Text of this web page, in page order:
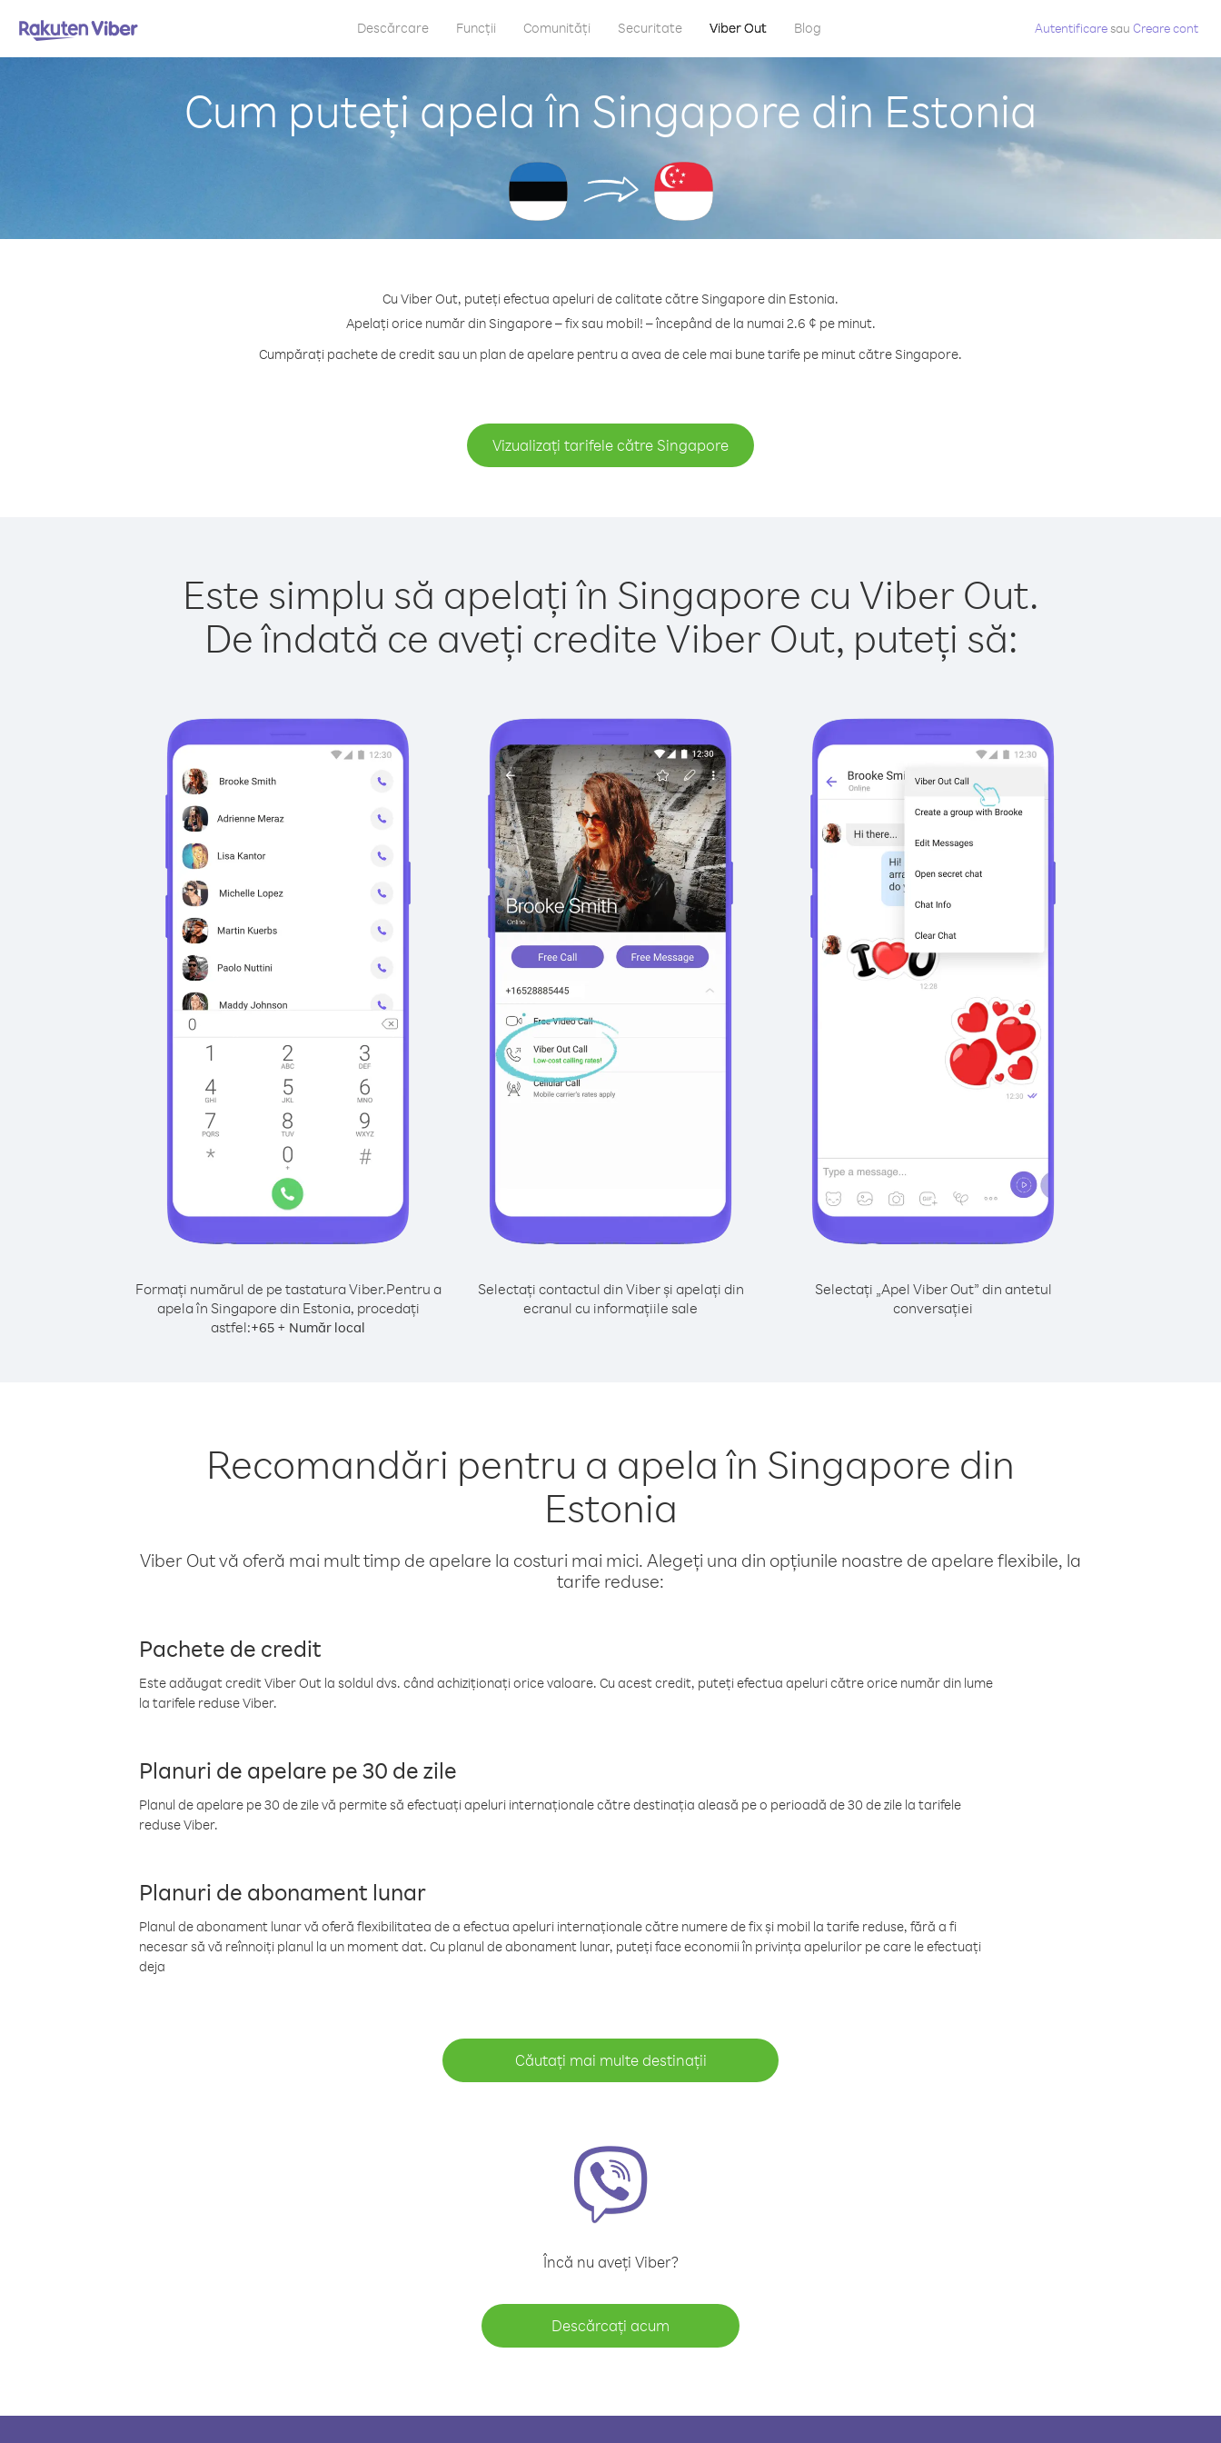
Descărcare Funcții Comunități Securitate Viber Out Blog Autentificaresau Creare cont
Cum puteți apela în Singapore din Estonia
Cu Viber Out, puteți efectua apeluri de calitate către Singapore din Estonia.
Apelați orice număr din Singapore – fix sau mobil! – începând de la numai 2.6 ¢ pe minut.
Cumpărați pachete de credit sau un plan de apelare pentru a avea de cele mai bune tarife pe minut către Singapore.
Vizualizați tarifele către Singapore
Este simplu să apelați în Singapore cu Viber Out.
De îndată ce aveți credite Viber Out, puteți să:
Formați numărul de pe tastatura Viber.Pentru a
apela în Singapore din Estonia, procedați
astfel:+65 + Număr local
Selectați contactul din Viber și apelați din
ecranul cu informațiile sale
Selectați „Apel Viber Out” din antetul
conversației
Recomandări pentru a apela în Singapore din
Estonia
Viber Out vă oferă mai mult timp de apelare la costuri mai mici. Alegeți una din opțiunile noastre de apelare flexibile, la
tarife reduse:
Pachete de credit
Este adăugat credit Viber Out la soldul dvs. când achiziționați orice valoare. Cu acest credit, puteți efectua apeluri către orice număr din lume
la tarifele reduse Viber.
Planuri de apelare pe 30 de zile
Planul de apelare pe 30 de zile vă permite să efectuați apeluri internaționale către destinația aleasă pe o perioadă de 30 de zile la tarifele
reduse Viber.
Planuri de abonament lunar
Planul de abonament lunar vă oferă flexibilitatea de a efectua apeluri internaționale către numere de fix și mobil la tarife reduse, fără a fi
necesar să vă reînnoiți planul la un moment dat. Cu planul de abonament lunar, puteți face economii în privința apelurilor pe care le efectuați
deja
Căutați mai multe destinații
Încă nu aveți Viber?
Descărcați acum